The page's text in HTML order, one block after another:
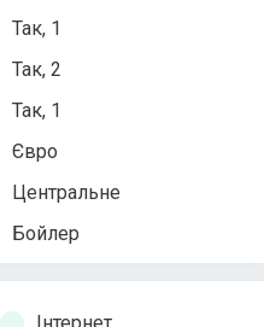
Так, 1
Так, 2
Так, 1
Євро
Центральне
Бойлер